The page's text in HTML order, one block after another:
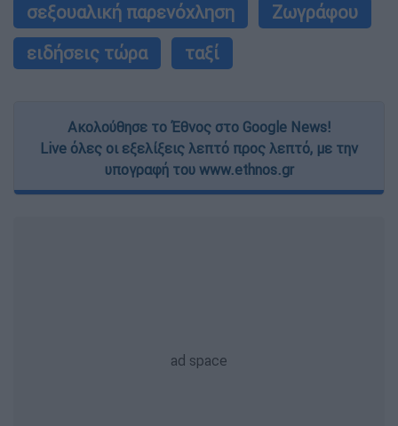
σεξουαλική παρενόχληση
Ζωγράφου
ειδήσεις τώρα
ταξί
Ακολούθησε το Έθνος στο Google News!
Live όλες οι εξελίξεις λεπτό προς λεπτό, με την
υπογραφή του www.ethnos.gr